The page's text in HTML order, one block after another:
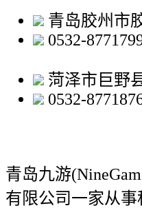
青岛胶州市
0532-
菏泽市巨野
0532-
青岛九游
有限公司一家从